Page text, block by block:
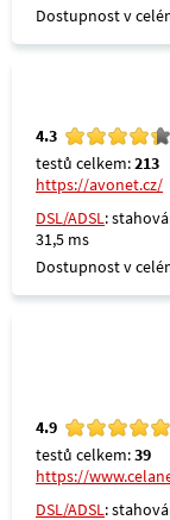
Dostupnost v
4.3
testů celkem:213
https://avonet.cz/
DSL/ADSL:
31,5 ms
Dostupnost v
4.9
testů celkem:39
https://
DSL/ADSL: